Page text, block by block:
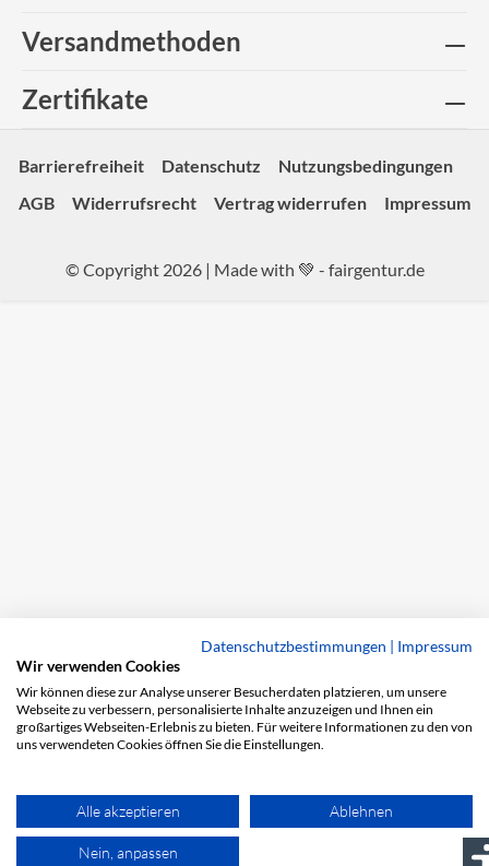
Versandmethoden
Zertifikate
Barrierefreiheit Datenschutz
Nutzungsbedingungen
AGB
Widerrufsrecht Vertrag widerrufen Impressum
© Copyright 2026 | Made with 💚 - fairgentur.de
Datenschutzbestimmungen | Impressum
Wir verwenden Cookies
Wir können diese zur Analyse unserer Besucherdaten platzieren, um unsere
Webseite zu verbessern, personalisierte Inhalte anzuzeigen und Ihnen ein
großartiges Webseiten-Erlebnis zu bieten. Für weitere Informationen zu den von
uns verwendeten Cookies öffnen Sie die Einstellungen.
Alle akzeptieren Ablehnen
Nein, anpassen